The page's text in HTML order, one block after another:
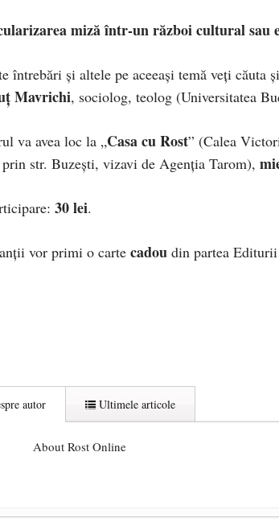
miză într-un război cultural sau
întrebări şi altele pe aceeaşi temă veţi
Mavrichi, sociolog, teolog (Universitatea
va avea loc la „Casa cu Rost” (Calea
str. Buzeşti, vizavi de Agenţia Tarom),
30 lei.
vor primi o carte cadou din partea Editurii
autor Ultimele articole
About Rost Online